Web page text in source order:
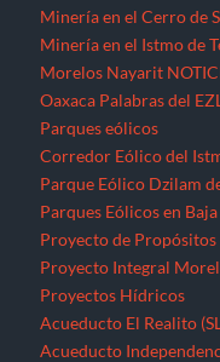
Minería en el Cerro de
Minería en el Istmo de
Morelos Nayarit
Oaxaca Palabras del
Parques eólicos
Corredor Eólico del
Parque Eólico Dzilam
Parques Eólicos en
Proyecto de
Proyecto Integral
Proyectos Hídricos
Acueducto El Realito
Acueducto